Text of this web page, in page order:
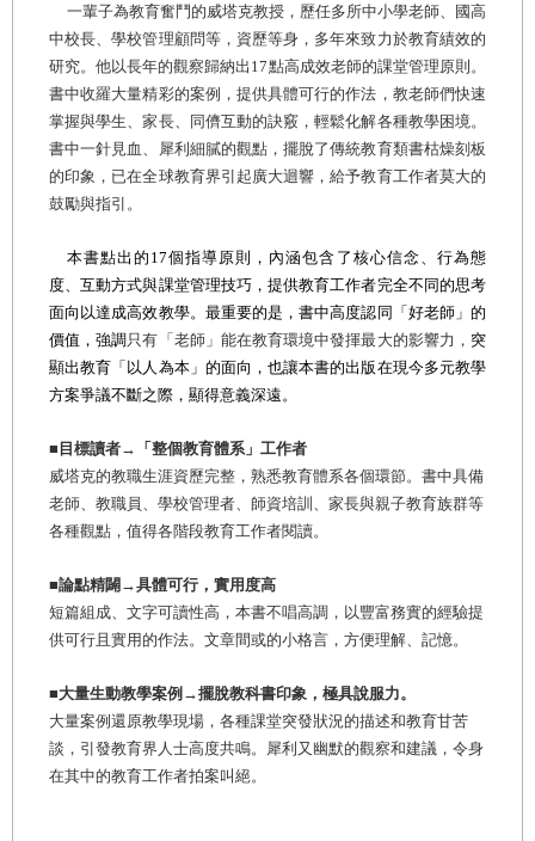
一輩子為教育奮鬥的威塔克教授，歷任多所中小學老師、國高
中校長、學校管理顧問等，資歷等身，多年來致力於教育績效的
研究。他以長年的觀察歸納出17點高成效老師的課堂管理原則。
書中收羅大量精彩的案例，提供具體可行的作法，教老師們快速
掌握與學生、家長、同儕互動的訣竅，輕鬆化解各種教學困境。
書中一針見血、犀利細膩的觀點，擺脫了傳統教育類書枯燥刻板
的印象，已在全球教育界引起廣大迴響，給予教育工作者莫大的
鼓勵與指引 。
本書點出的17個指導原則，內涵包含了核心信念、行為態
度、互動方式與課堂管理技巧，提供教育工作者完全不同的思考
面向以達成高效教學。最重要的是，書中高度認同「好老師」的
價值，強調只有「老師」能在教育環境中發揮最大的影響力， 突
顯出教育「以人為本」的面向，也讓本書的出版在現今多元教學
方案爭議不斷之際，顯得意義深遠。
■ 目標讀者→「整個教育體系」工作者
威塔克的教職生涯資歷完整 ，熟悉教育體系各個環節。書中具備
老師、教職員、學校管理者、師資培訓、家長與親子教育族群等
各種觀點，值得各階段教育工作者閱讀。
■論點精闢→具體可行，實用度高
短篇組成、文字可讀性高，本書不唱高調，以豐富務實的經驗提
供可行且實用的作法。文章間或的小格言，方便理解、記憶。
■大量生動教學案例→擺脫教科書印象，極具說服力。
大量案例還原教學現場，各種課堂突發狀況的描述和教育甘苦
談，引發教育界人士高度共鳴。犀利又幽默的觀察和建議，令身
在其中的教育工作者拍案叫絕。